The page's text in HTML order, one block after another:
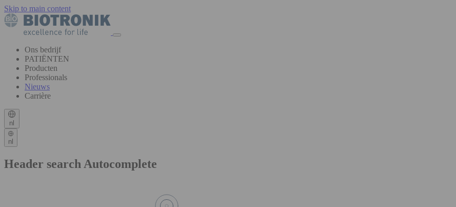
Skip to main content
Ons bedrijf
PATIËNTEN
Producten
Professionals
Nieuws
Carrière
nl
nl
Header search Autocomplete